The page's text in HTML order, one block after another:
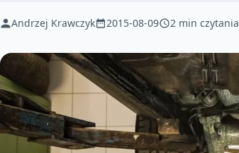
Andrzej Krawczyk 2015-08-09 2 min czytania